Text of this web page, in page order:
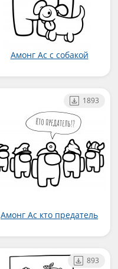
Амонг Ас с собакой
Амонг Ас кто предатель
1893
893